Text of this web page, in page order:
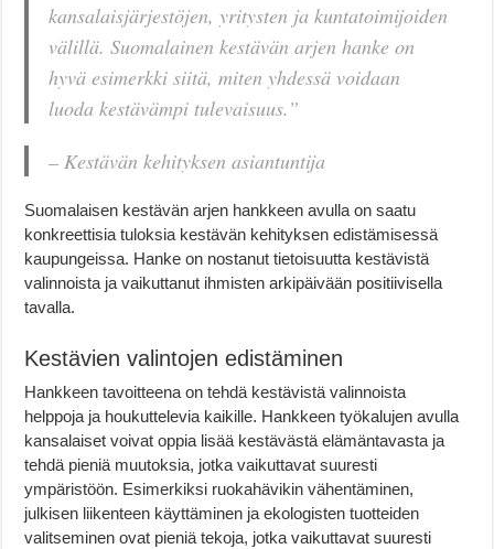
kansalaisjärjestöjen, yritysten ja kuntatoimijoiden
välillä. Suomalainen kestävän arjen hanke on
hyvä esimerkki siitä, miten yhdessä voidaan
luoda kestävämpi tulevaisuus.”
– Kestävän kehityksen asiantuntija
Suomalaisen kestävän arjen hankkeen avulla on saatu
konkreettisia tuloksia kestävän kehityksen edistämisessä
kaupungeissa. Hanke on nostanut tietoisuutta kestävistä
valinnoista ja vaikuttanut ihmisten arkipäivään positiivisella
tavalla.
Kestävien valintojen edistäminen
Hankkeen tavoitteena on tehdä kestävistä valinnoista
helppoja ja houkuttelevia kaikille. Hankkeen työkalujen avulla
kansalaiset voivat oppia lisää kestävästä elämäntavasta ja
tehdä pieniä muutoksia, jotka vaikuttavat suuresti
ympäristöön. Esimerkiksi ruokahävikin vähentäminen,
julkisen liikenteen käyttäminen ja ekologisten tuotteiden
valitseminen ovat pieniä tekoja, jotka vaikuttavat suuresti